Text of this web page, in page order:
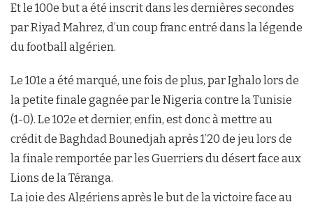
Et le 100e but a été inscrit dans les dernières secondes
par Riyad Mahrez, d’un coup franc entré dans la légende
du football algérien.
Le 101e a été marqué, une fois de plus, par Ighalo lors de
la petite finale gagnée par le Nigeria contre la Tunisie
(1-0). Le 102e et dernier, enfin, est donc à mettre au
crédit de Baghdad Bounedjah après 1’20 de jeu lors de
la finale remportée par les Guerriers du désert face aux
Lions de la Téranga.
La joie des Algériens après le but de la victoire face au